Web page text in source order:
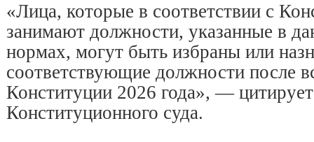
«Лица, которые в ​соответствии с
занимают должности, указанные в
нормах, могут быть избраны или
соответствующие должности после
Конституции 2026 года», — цитирует
Конституционного суда.